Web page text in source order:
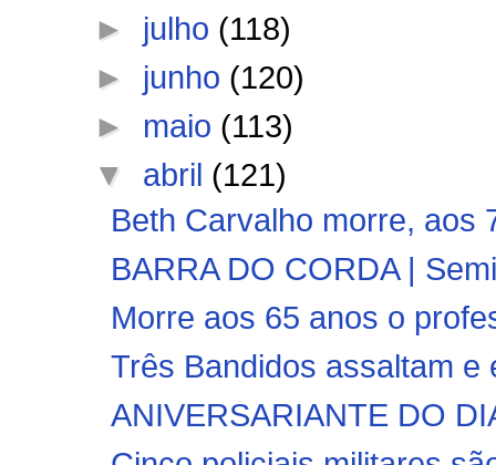
► julho (118)
► junho (120)
► maio (113)
▼ abril (121)
Beth Carvalho morre, aos
BARRA DO CORDA |
Morre aos 65 anos o
Três Bandidos assaltam
ANIVERSARIANTE DO